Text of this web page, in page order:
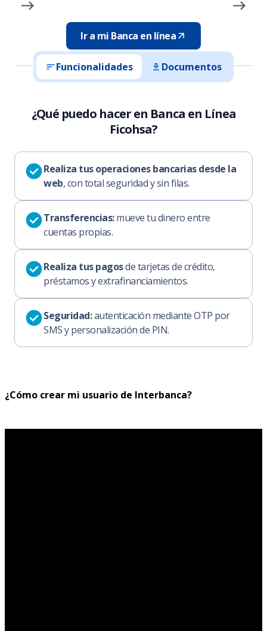
Ir a mi Banca en línea
Funcionalidades Documentos
¿Qué puedo hacer en Banca en Línea
Ficohsa?
Realiza tus operaciones bancarias desde la
web, con total seguridad y sin filas.
Transferencias:mueve tu dinero entre
cuentas propias.
Realiza tus pagosde tarjetas de crédito,
préstamos y extrafinanciamientos.
Seguridad:autenticación mediante OTP por
SMS y personalización de PIN.
¿Cómo crear mi usuario de Interbanca?